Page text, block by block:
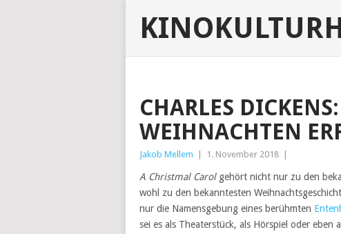
CHARLES
WEIHNACHTEN
Jakob Mellem 1. November 2018
A Christmal Carolgehört nicht nur zu den
wohl zu den bekanntesten
nur die Namensgebung eines berühmten
sei es als Theaterstück, als Hörspiel oder eben